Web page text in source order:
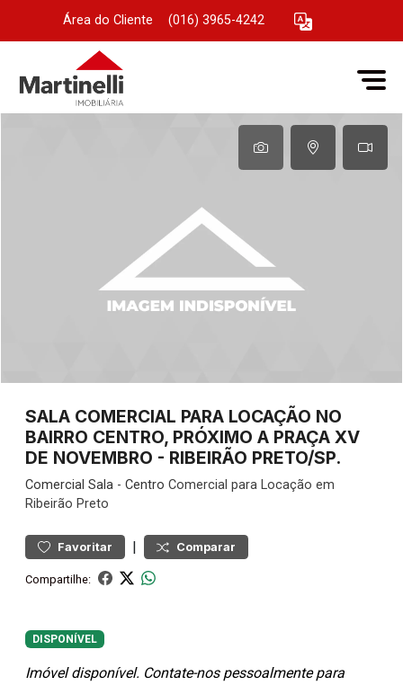
Área do Cliente (016) 3965-4242
SALA COMERCIAL PARA LOCAÇÃO NO
BAIRRO CENTRO, PRÓXIMO A PRAÇA XV
DE NOVEMBRO - RIBEIRÃO PRETO/SP.
Comercial Sala - Centro Comercial para Locação em
Ribeirão Preto
Favoritar | Comparar
Compartilhe:
DISPONÍVEL
Imóvel disponível. Contate-nos pessoalmente para